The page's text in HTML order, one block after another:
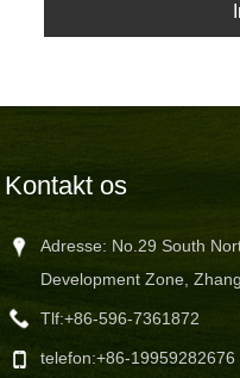
Kontakt os
Adresse: No.29 South
Development Zone,
Tlf:+86-596-7361872
telefon:+86-19959282676